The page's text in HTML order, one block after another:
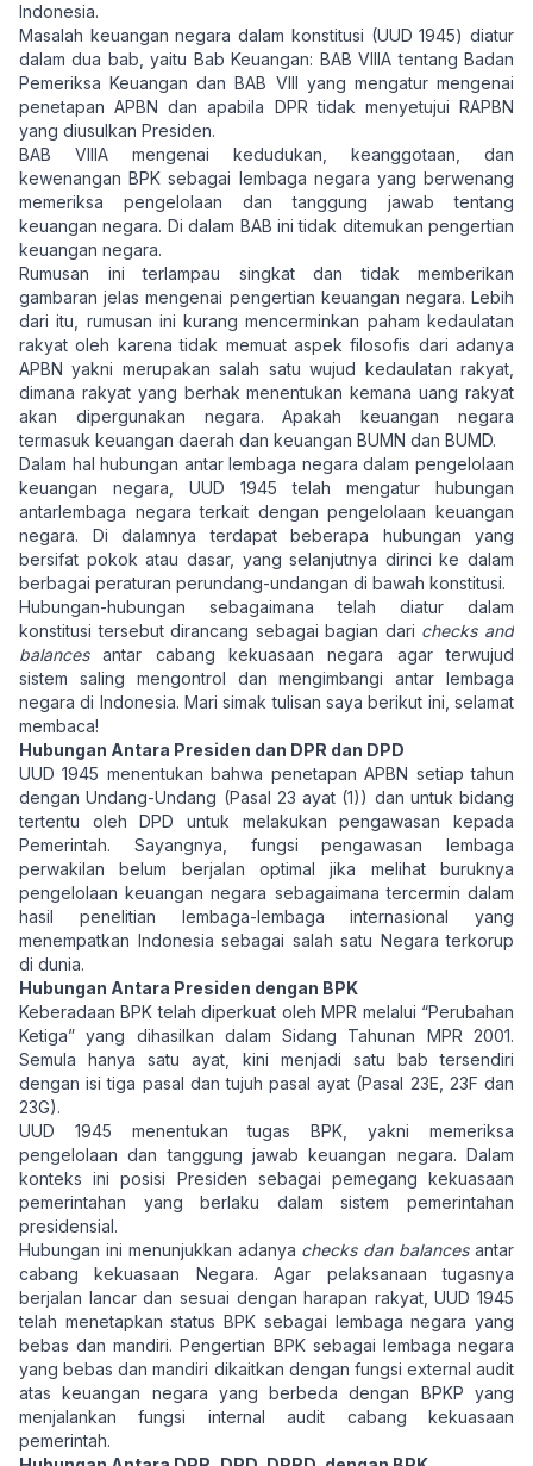
Indonesia.
Masalah keuangan negara dalam konstitusi (UUD 1945) diatur
dalam dua bab, yaitu Bab Keuangan: BAB VIIIA tentang Badan
Pemeriksa Keuangan dan BAB VIII yang mengatur mengenai
penetapan APBN dan apabila DPR tidak menyetujui RAPBN
yang diusulkan Presiden.
BAB VIIIA mengenai kedudukan, keanggotaan, dan
kewenangan BPK sebagai lembaga negara yang berwenang
memeriksa pengelolaan dan tanggung jawab tentang
keuangan negara. Di dalam BAB ini tidak ditemukan pengertian
keuangan negara.
Rumusan ini terlampau singkat dan tidak memberikan
gambaran jelas mengenai pengertian keuangan negara. Lebih
dari itu, rumusan ini kurang mencerminkan paham kedaulatan
rakyat oleh karena tidak memuat aspek filosofis dari adanya
APBN yakni merupakan salah satu wujud kedaulatan rakyat,
dimana rakyat yang berhak menentukan kemana uang rakyat
akan dipergunakan negara. Apakah keuangan negara
termasuk keuangan daerah dan keuangan BUMN dan BUMD.
Dalam hal hubungan antar lembaga negara dalam pengelolaan
keuangan negara, UUD 1945 telah mengatur hubungan
antarlembaga negara terkait dengan pengelolaan keuangan
negara. Di dalamnya terdapat beberapa hubungan yang
bersifat pokok atau dasar, yang selanjutnya dirinci ke dalam
berbagai peraturan perundang-undangan di bawah konstitusi.
Hubungan-hubungan sebagaimana telah diatur dalam
konstitusi tersebut dirancang sebagai bagian dari checks and
balancesantar cabang kekuasaan negara agar terwujud
sistem saling mengontrol dan mengimbangi antar lembaga
negara di Indonesia. Mari simak tulisan saya berikut ini, selamat
membaca!
Hubungan Antara Presiden dan DPR dan DPD
UUD 1945 menentukan bahwa penetapan APBN setiap tahun
dengan Undang-Undang (Pasal 23 ayat (1)) dan untuk bidang
tertentu oleh DPD untuk melakukan pengawasan kepada
Pemerintah. Sayangnya, fungsi pengawasan lembaga
perwakilan belum berjalan optimal jika melihat buruknya
pengelolaan keuangan negara sebagaimana tercermin dalam
hasil penelitian lembaga-lembaga internasional yang
menempatkan Indonesia sebagai salah satu Negara terkorup
di dunia.
Hubungan Antara Presiden dengan BPK
Keberadaan BPK telah diperkuat oleh MPR melalui “Perubahan
Ketiga” yang dihasilkan dalam Sidang Tahunan MPR 2001.
Semula hanya satu ayat, kini menjadi satu bab tersendiri
dengan isi tiga pasal dan tujuh pasal ayat (Pasal 23E, 23F dan
23G).
UUD 1945 menentukan tugas BPK, yakni memeriksa
pengelolaan dan tanggung jawab keuangan negara. Dalam
konteks ini posisi Presiden sebagai pemegang kekuasaan
pemerintahan yang berlaku dalam sistem pemerintahan
presidensial.
Hubungan ini menunjukkan adanya checks dan balancesantar
cabang kekuasaan Negara. Agar pelaksanaan tugasnya
berjalan lancar dan sesuai dengan harapan rakyat, UUD 1945
telah menetapkan status BPK sebagai lembaga negara yang
bebas dan mandiri. Pengertian BPK sebagai lembaga negara
yang bebas dan mandiri dikaitkan dengan fungsi external audit
atas keuangan negara yang berbeda dengan BPKP yang
menjalankan fungsi internal audit cabang kekuasaan
pemerintah.